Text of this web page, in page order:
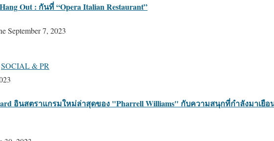
Out : กันที่ “Opera Italian Restaurant”
September 7, 2023
SOCIAL & PR
อินสตราแกรมใหม่ล่าสุดของ "Pharrell Williams" กับความสนุกที่กำลังมาเยื